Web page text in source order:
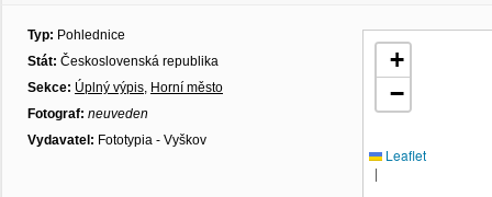
Typ: Pohlednice
Stát: Československá republika
Sekce: Úplný výpis, Horní město
Fotograf: neuveden
Vydavatel: Fototypia - Vyškov
+
−
Leaflet
|